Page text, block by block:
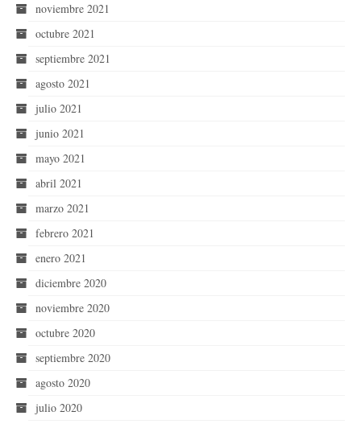
noviembre 2021
octubre 2021
septiembre 2021
agosto 2021
julio 2021
junio 2021
mayo 2021
abril 2021
marzo 2021
febrero 2021
enero 2021
diciembre 2020
noviembre 2020
octubre 2020
septiembre 2020
agosto 2020
julio 2020